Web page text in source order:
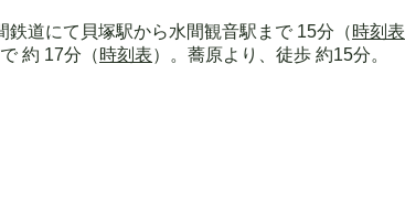
道にて貝塚駅から水間観音駅まで 15分（時刻表
約 17分（時刻表）。蕎原より、徒歩 約15分。